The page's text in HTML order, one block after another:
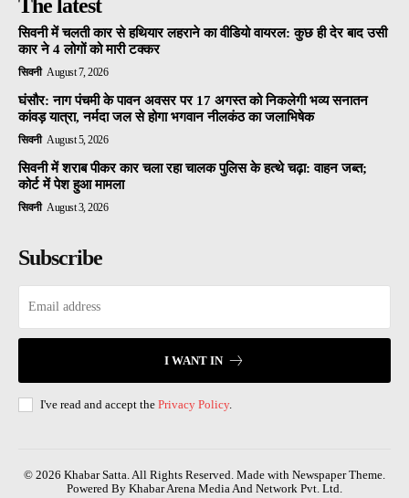
The latest
सिवनी में चलती कार से हथियार लहराने का वीडियो वायरल: कुछ ही देर बाद उसी
कार ने 4 लोगों को मारी टक्कर
सिवनी August 7, 2026
घंसौर: नाग पंचमी के पावन अवसर पर 17 अगस्त को निकलेगी भव्य सनातन
कांवड़ यात्रा, नर्मदा जल से होगा भगवान नीलकंठ का जलाभिषेक
सिवनी August 5, 2026
सिवनी में शराब पीकर कार चला रहा चालक पुलिस के हत्थे चढ़ा: वाहन जब्त;
कोर्ट में पेश हुआ मामला
सिवनी August 3, 2026
Subscribe
I WANT IN
I've read and accept the Privacy Policy.
© 2026 Khabar Satta. All Rights Reserved. Made with Newspaper Theme.
Powered By Khabar Arena Media And Network Pvt. Ltd.